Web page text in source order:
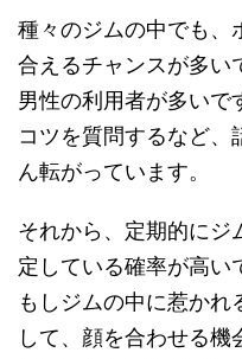
種々のジムの中でも、
合えるチャンスが多い
男性の利用者が多いで
コツを質問するなど、
ん転がっています。
それから、定期的にジ
定している確率が高い
もしジムの中に惹かれ
して、顔を合わせる